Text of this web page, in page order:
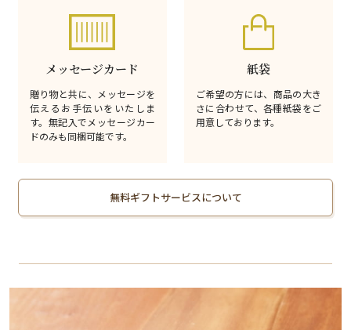
メッセージカード
贈り物と共に、メッセージを
伝えるお手伝いをいたしま
す。無記入でメッセージカー
ドのみも同梱可能です。
紙袋
ご希望の方には、商品の大き
さに合わせて、各種紙袋をご
用意しております。
無料ギフトサービスについて